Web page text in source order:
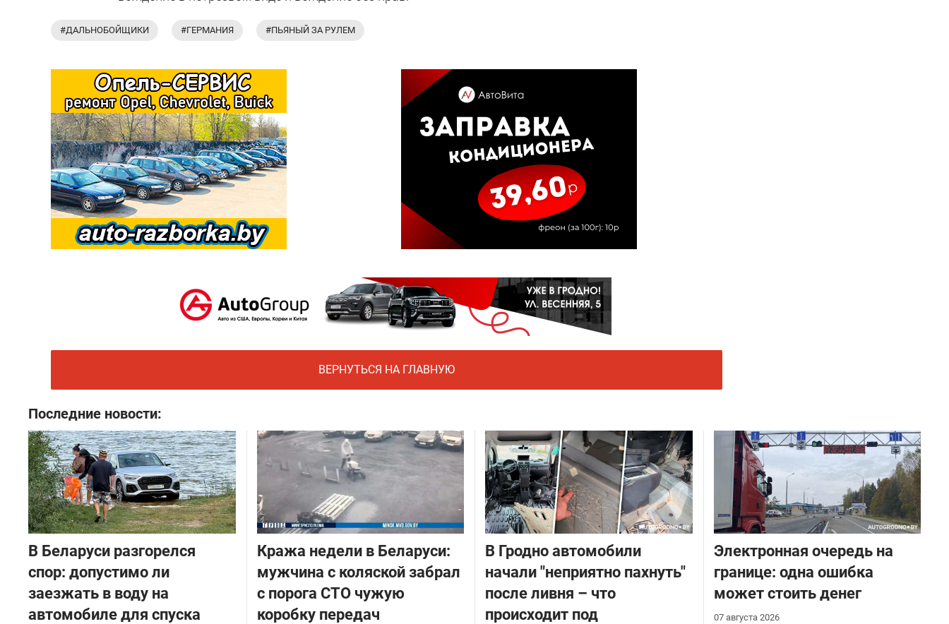
#ДАЛЬНОБОЙЩИКИ #ГЕРМАНИЯ #ПЬЯНЫЙ ЗА РУЛЕМ
ВЕРНУТЬСЯ НА ГЛАВНУЮ
Последние новости:
В Беларуси разгорелся
спор: допустимо ли
заезжать в воду на
автомобиле для спуска
Кража недели в Беларуси:
мужчина с коляской забрал
с порога СТО чужую
коробку передач
В Гродно автомобили
начали "неприятно пахнуть"
после ливня – что
происходит под
Электронная очередь на
границе: одна ошибка
может стоить денег
07 августа 2026